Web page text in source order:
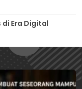
Era Digital